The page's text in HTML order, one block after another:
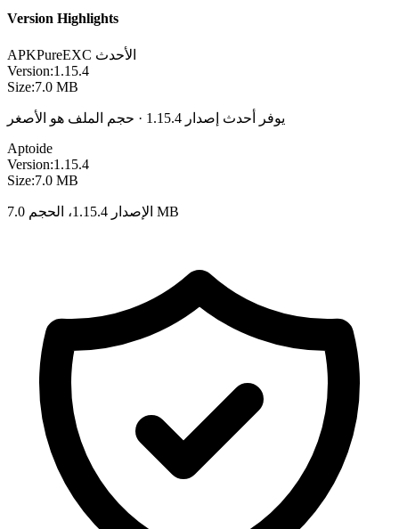
Version Highlights
APKPureEXC الأحدث
Version:1.15.4
Size:7.0 MB
يوفر أحدث إصدار 1.15.4 · حجم الملف هو الأصغر
Aptoide
Version:1.15.4
Size:7.0 MB
الإصدار 1.15.4، الحجم 7.0 MB